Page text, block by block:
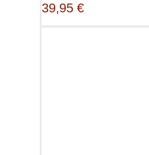
39,95 €